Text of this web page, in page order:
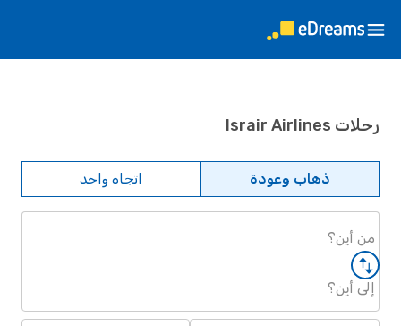
رحلات Israir Airlines
ذهاب وعودة اتجاه واحد
من أين؟
إلى أين؟